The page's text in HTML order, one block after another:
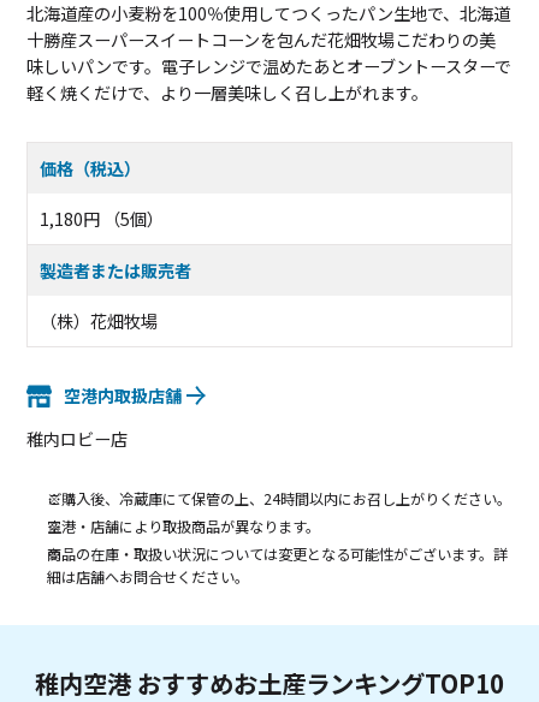
北海道産の小麦粉を100％使用してつくったパン生地で、北海道
十勝産スーパースイートコーンを包んだ花畑牧場こだわりの美
味しいパンです。電子レンジで温めたあとオーブントースターで
軽く焼くだけで、より一層美味しく召し上がれます。
価格（税込）
1,180円 （5個）
製造者または販売者
（株）花畑牧場
空港内取扱店舗
稚内ロビー店
ご購入後、冷蔵庫にて保管の上、24時間以内にお召し上がりください。
空港・店舗により取扱商品が異なります。
商品の在庫・取扱い状況については変更となる可能性がございます。詳
細は店舗へお問合せください。
稚内空港 おすすめお土産ランキングTOP10